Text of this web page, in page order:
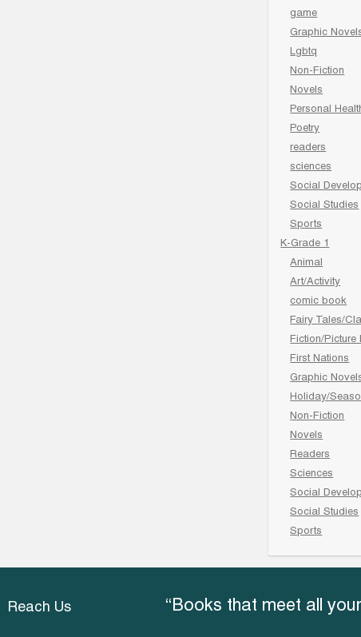
game
Graphic
Lgbtq
Non-Fiction
Novels
Personal
Poetry
readers
sciences
Social
Social Studies
Sports
K-Grade 1
Animal
Art/Activity
comic book
Fairy Tales/
Fiction/Picture
First Nations
Graphic
Holiday/
Non-Fiction
Novels
Readers
Sciences
Social
Social Studies
Sports
Reach Us “Books that meet all